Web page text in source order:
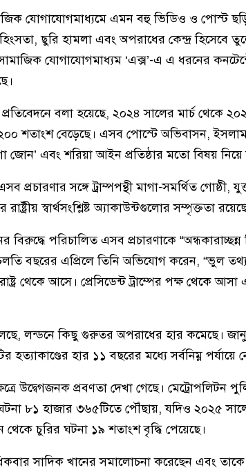
যোগাযোগমাধ্যমে এমন বহু ভিডিও ও পোস্ট
ছুরি হামলা এবং অপরাধের কেন্দ্র হিসেবে
যোগাযোগমাধ্যম ‘এক্স’-এ এ ধরনের
বলা হয়েছে, ২০২৪ সালের মার্চ থেকে
শতাংশ বেড়েছে। এসব পোস্টে অভিবাসন,
এবং শরিয়া আইন প্রতিষ্ঠার মতো বিষয় নিয়ে
সঙ্গে ট্রাম্পপন্থী মাগা-সমর্থিত গোষ্ঠী,
স্বার্থসংশ্লিষ্ট অ্যাকাউন্টগুলোর সম্পৃক্ততা
পরিচালিত এসব প্রচারণাকে “অন্ধকারাচ্ছন্ন
বছরের এপ্রিলে তিনি অভিযোগ করেন, “ভুল তথ্য,
থেকে আসে। প্রেসিডেন্ট ট্রাম্পের পক্ষ থেকে আসা
লন্ডনে কিছু গুরুতর অপরাধের হার কমেছে।
হার ১১ বছরের মধ্যে সর্বনিম্ন পর্যায়ে
উদ্বেগজনক প্রবণতা দেখা গেছে। মেট্রোপলিটন
৮১ হাজার ৩৬৫টিতে পৌঁছায়, যদিও ২০২৫
চুরির ঘটনা ১৯ শতাংশ বৃদ্ধি পেয়েছে।
সাদিক খানের সমালোচনা করেছেন এবং তাকে